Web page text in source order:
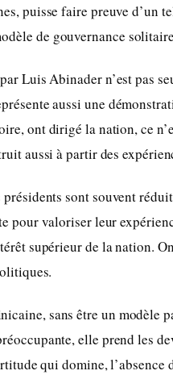
puisse faire preuve d’un
de gouvernance
Luis Abinader n’est pas
aussi une
ont dirigé la nation, ce
aussi à partir des
sont souvent
pour valoriser leur
supérieur de la nation.
sans être un modèle
elle prend les
qui domine, l’absence